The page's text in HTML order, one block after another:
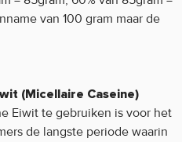
van 100 gram maar de
(Micellaire Caseine)
Eiwit te gebruiken is voor het
de langste periode waarin